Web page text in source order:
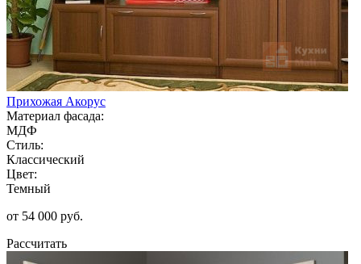
Прихожая Акорус
Материал фасада:
МДФ
Стиль:
Классический
Цвет:
Темный
от 54 000 руб.
Рассчитать